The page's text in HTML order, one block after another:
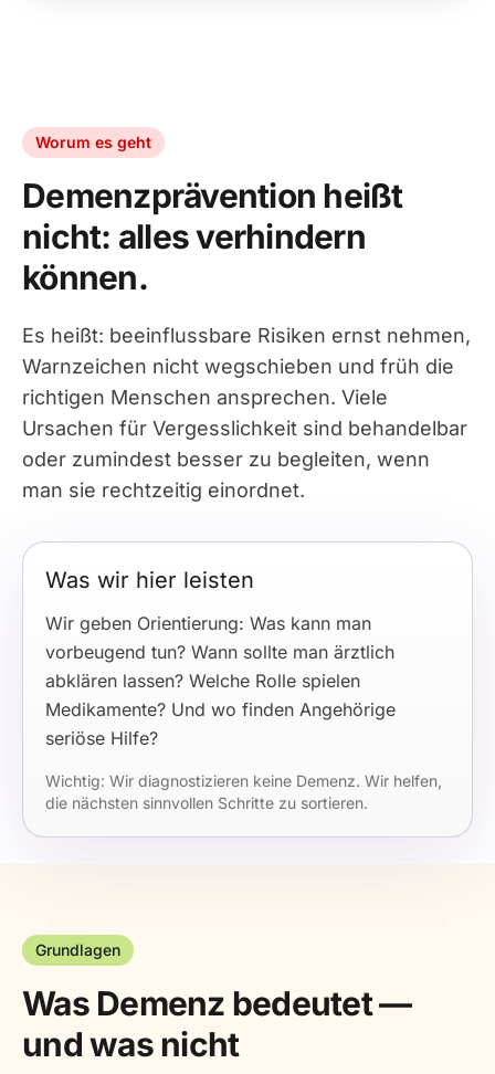
Worum es geht
Demenzprävention heißt
nicht: alles verhindern
können.
Es heißt: beeinflussbare Risiken ernst nehmen,
Warnzeichen nicht wegschieben und früh die
richtigen Menschen ansprechen. Viele
Ursachen für Vergesslichkeit sind behandelbar
oder zumindest besser zu begleiten, wenn
man sie rechtzeitig einordnet.
Was wir hier leisten
Wir geben Orientierung: Was kann man
vorbeugend tun? Wann sollte man ärztlich
abklären lassen? Welche Rolle spielen
Medikamente? Und wo finden Angehörige
seriöse Hilfe?
Wichtig: Wir diagnostizieren keine Demenz. Wir helfen,
die nächsten sinnvollen Schritte zu sortieren.
Grundlagen
Was Demenz bedeutet —
und was nicht